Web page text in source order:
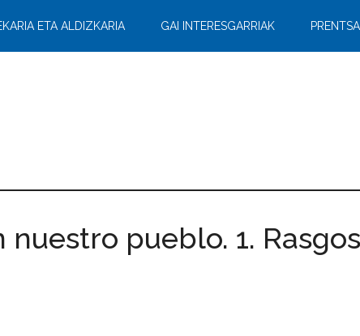
ETA ALDIZKARIA GAI INTERESGARRIAK
nuestro pueblo. 1.